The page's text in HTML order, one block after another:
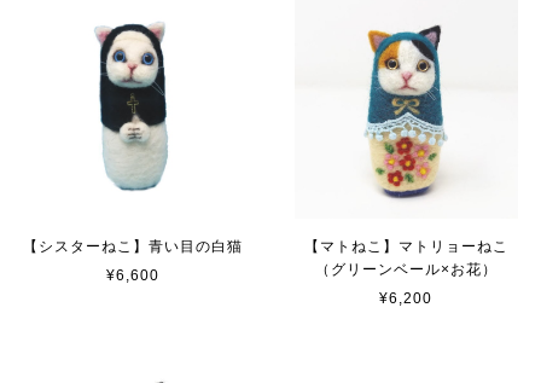
【シスターねこ】青い目の白猫
¥6,600
【マトねこ】マトリョーねこ
（グリーンベール×お花）
¥6,200